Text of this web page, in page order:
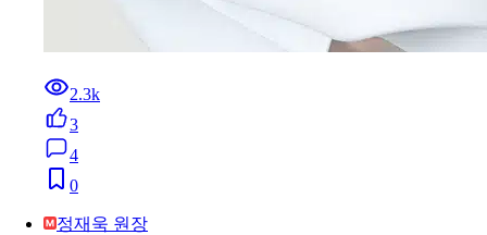
2.3k
3
4
0
정재욱 원장